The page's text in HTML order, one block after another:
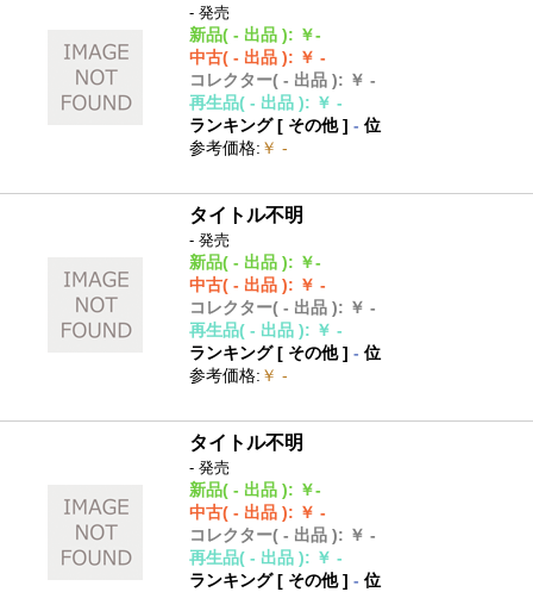
- 発売
新品( - 出品 ): ￥-
中古( - 出品 ): ￥ -
コレクター( - 出品 ): ￥ -
再生品( - 出品 ): ￥ -
ランキング [ その他]- 位
参考価格: ￥ -
タイトル不明
- 発売
新品( - 出品 ): ￥-
中古( - 出品 ): ￥ -
コレクター( - 出品 ): ￥ -
再生品( - 出品 ): ￥ -
ランキング [ その他]- 位
参考価格: ￥ -
タイトル不明
- 発売
新品( - 出品 ): ￥-
中古( - 出品 ): ￥ -
コレクター( - 出品 ): ￥ -
再生品( - 出品 ): ￥ -
ランキング [ その他]- 位